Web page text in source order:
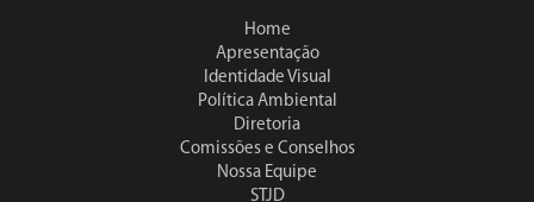
Home
Apresentação
Identidade Visual
Política Ambiental
Diretoria
Comissões e Conselhos
Nossa Equipe
STJD